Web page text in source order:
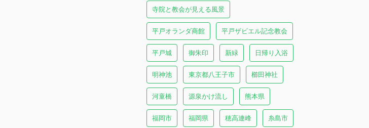
寺院と教会が見える風景
平戸オランダ商館 平戸ザビエル記念教会
平戸城 御朱印 新緑 日帰り入浴
明神池 東京都八王子市 櫛田神社
河童橋 源泉かけ流し 熊本県
福岡市 福岡県 穂高連峰 糸島市